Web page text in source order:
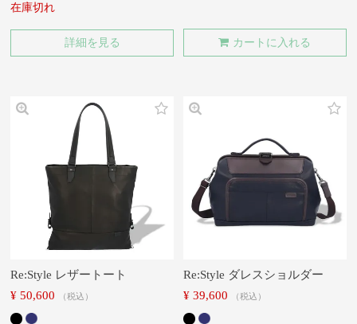
在庫切れ
詳細を見る カートに入れる
Re:Style レザートート
¥ 50,600 税込
Re:Style ダレスショルダー
¥ 39,600 税込